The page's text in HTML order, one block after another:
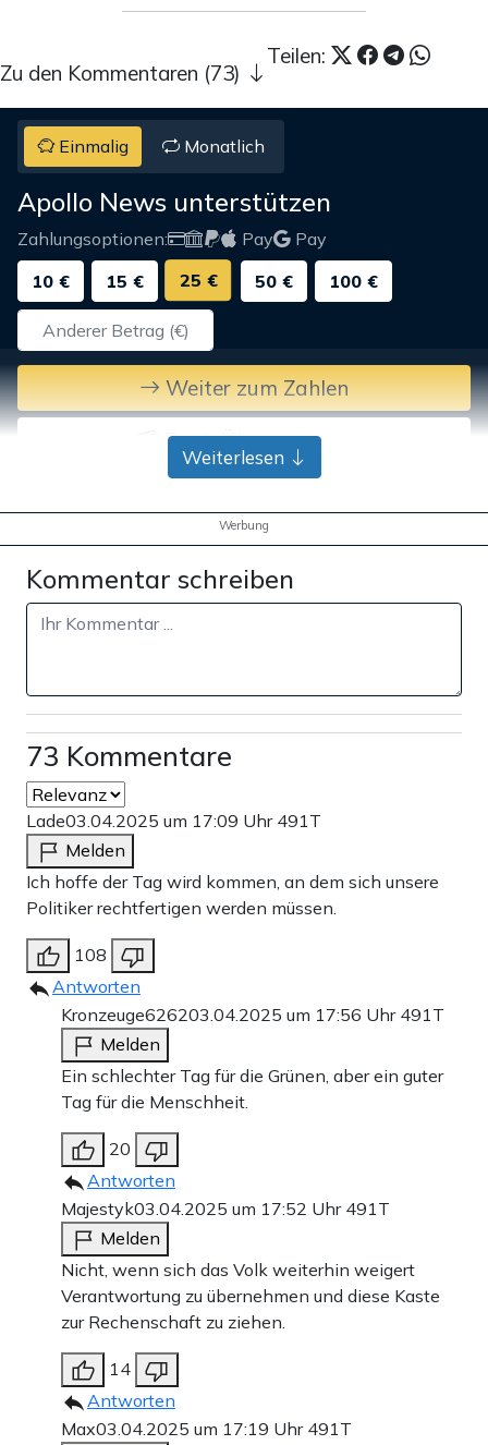
Teilen:
Zu den Kommentaren (73)
Einmalig Monatlich
Apollo News unterstützen
Zahlungsoptionen: Pay
Pay
10 €
15 € 25 € 50 € 100 €
Weiter zum Zahlen
Bank-Überweisung
Weiterlesen
Werbung
Kommentar schreiben
73 Kommentare
Lade03.04.2025 um 17:09 Uhr 491T
Melden
Ich hoffe der Tag wird kommen, an dem sich unsere
Politiker rechtfertigen werden müssen.
108
Antworten
Kronzeuge626203.04.2025 um 17:56 Uhr 491T
Melden
Ein schlechter Tag für die Grünen, aber ein guter
Tag für die Menschheit.
20
Antworten
Majestyk03.04.2025 um 17:52 Uhr 491T
Melden
Nicht, wenn sich das Volk weiterhin weigert
Verantwortung zu übernehmen und diese Kaste
zur Rechenschaft zu ziehen.
14
Antworten
Max03.04.2025 um 17:19 Uhr 491T